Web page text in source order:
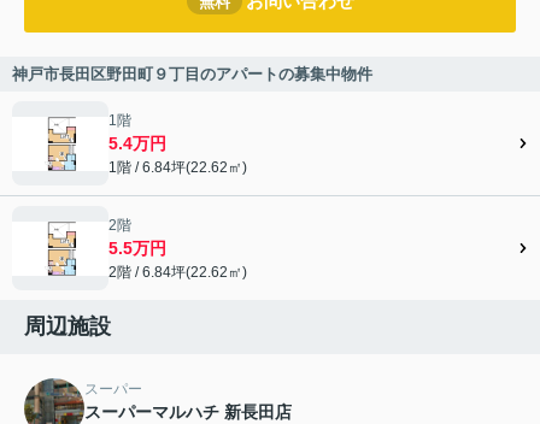
神戸市長田区野田町９丁目のアパートの募集中物件
1階
5.4万円
1階 / 6.84坪(22.62㎡)
2階
5.5万円
2階 / 6.84坪(22.62㎡)
周辺施設
スーパー
スーパーマルハチ 新長田店